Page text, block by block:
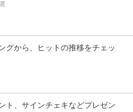
グから、ヒットの推移をチェッ
ト、サインチェキなどプレゼン